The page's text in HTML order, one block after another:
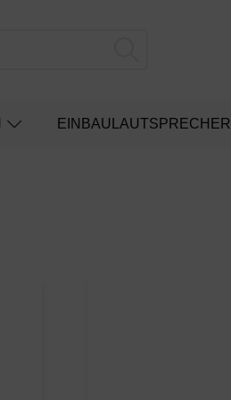
EINBAULAUTSPRECHER